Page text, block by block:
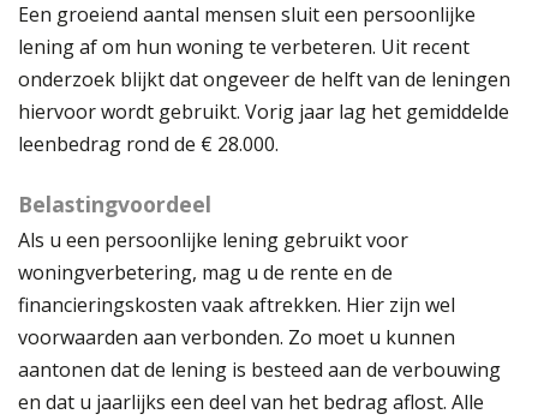
Een groeiend aantal mensen sluit een persoonlijke
lening af om hun woning te verbeteren. Uit recent
onderzoek blijkt dat ongeveer de helft van de leningen
hiervoor wordt gebruikt. Vorig jaar lag het gemiddelde
leenbedrag rond de € 28.000.
Belastingvoordeel
Als u een persoonlijke lening gebruikt voor
woningverbetering, mag u de rente en de
financieringskosten vaak aftrekken. Hier zijn wel
voorwaarden aan verbonden. Zo moet u kunnen
aantonen dat de lening is besteed aan de verbouwing
en dat u jaarlijks een deel van het bedrag aflost. Alle